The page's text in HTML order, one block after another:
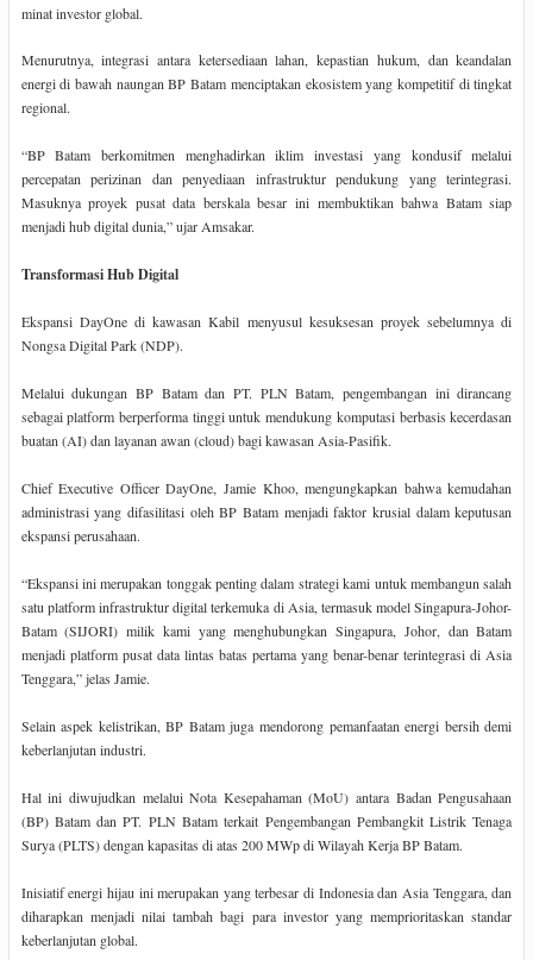
minat investor global.
Menurutnya, integrasi antara ketersediaan lahan, kepastian hukum, dan keandalan
energi di bawah naungan BP Batam menciptakan ekosistem yang kompetitif di tingkat
regional.
“BP Batam berkomitmen menghadirkan iklim investasi yang kondusif melalui
percepatan perizinan dan penyediaan infrastruktur pendukung yang terintegrasi.
Masuknya proyek pusat data berskala besar ini membuktikan bahwa Batam siap
menjadi hub digital dunia,” ujar Amsakar.
Transformasi Hub Digital
Ekspansi DayOne di kawasan Kabil menyusul kesuksesan proyek sebelumnya di
Nongsa Digital Park (NDP).
Melalui dukungan BP Batam dan PT. PLN Batam, pengembangan ini dirancang
sebagai platform berperforma tinggi untuk mendukung komputasi berbasis kecerdasan
buatan (AI) dan layanan awan (cloud) bagi kawasan Asia-Pasifik.
Chief Executive Officer DayOne, Jamie Khoo, mengungkapkan bahwa kemudahan
administrasi yang difasilitasi oleh BP Batam menjadi faktor krusial dalam keputusan
ekspansi perusahaan.
“Ekspansi ini merupakan tonggak penting dalam strategi kami untuk membangun salah
satu platform infrastruktur digital terkemuka di Asia, termasuk model Singapura-Johor-
Batam (SIJORI) milik kami yang menghubungkan Singapura, Johor, dan Batam
menjadi platform pusat data lintas batas pertama yang benar-benar terintegrasi di Asia
Tenggara,” jelas Jamie.
Selain aspek kelistrikan, BP Batam juga mendorong pemanfaatan energi bersih demi
keberlanjutan industri.
Hal ini diwujudkan melalui Nota Kesepahaman (MoU) antara Badan Pengusahaan
(BP) Batam dan PT. PLN Batam terkait Pengembangan Pembangkit Listrik Tenaga
Surya (PLTS) dengan kapasitas di atas 200 MWp di Wilayah Kerja BP Batam.
Inisiatif energi hijau ini merupakan yang terbesar di Indonesia dan Asia Tenggara, dan
diharapkan menjadi nilai tambah bagi para investor yang memprioritaskan standar
keberlanjutan global.